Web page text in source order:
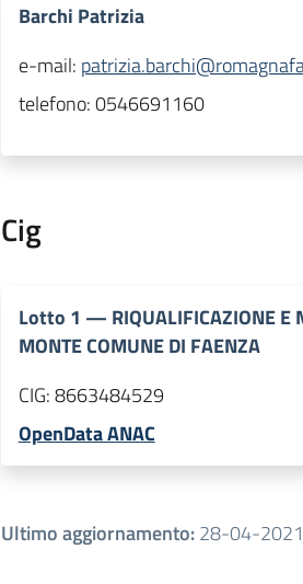
Barchi Patrizia
e-mail:
telefono:0546691160
Cig
Lotto 1 — RIQUALIFICAZIONE E
MONTE COMUNE DI FAENZA
CIG:8663484529
OpenData ANAC
Ultimo aggiornamento:28-04-